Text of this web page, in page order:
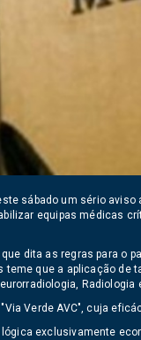
sábado um sério
equipas médicas
dita as regras para o
que a aplicação
Radiologia
Verde AVC", cuja
exclusivamente